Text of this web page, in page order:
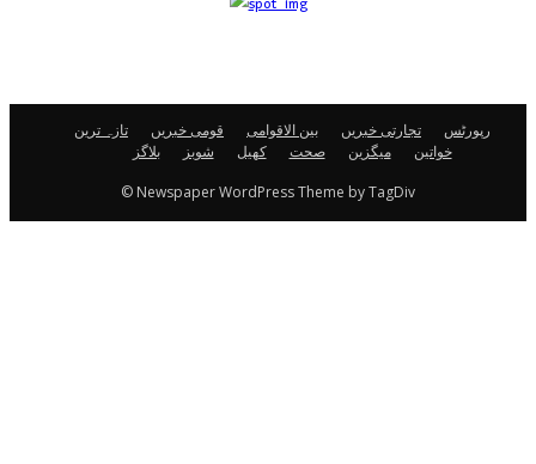
تازہ ترین قومی خبریں بین الاقوامی تجارتی خبریں
رپورٹس
بلاگز
شوبز کھیل صحت میگزین
خواتین
© Newspaper WordPress Theme by TagDiv